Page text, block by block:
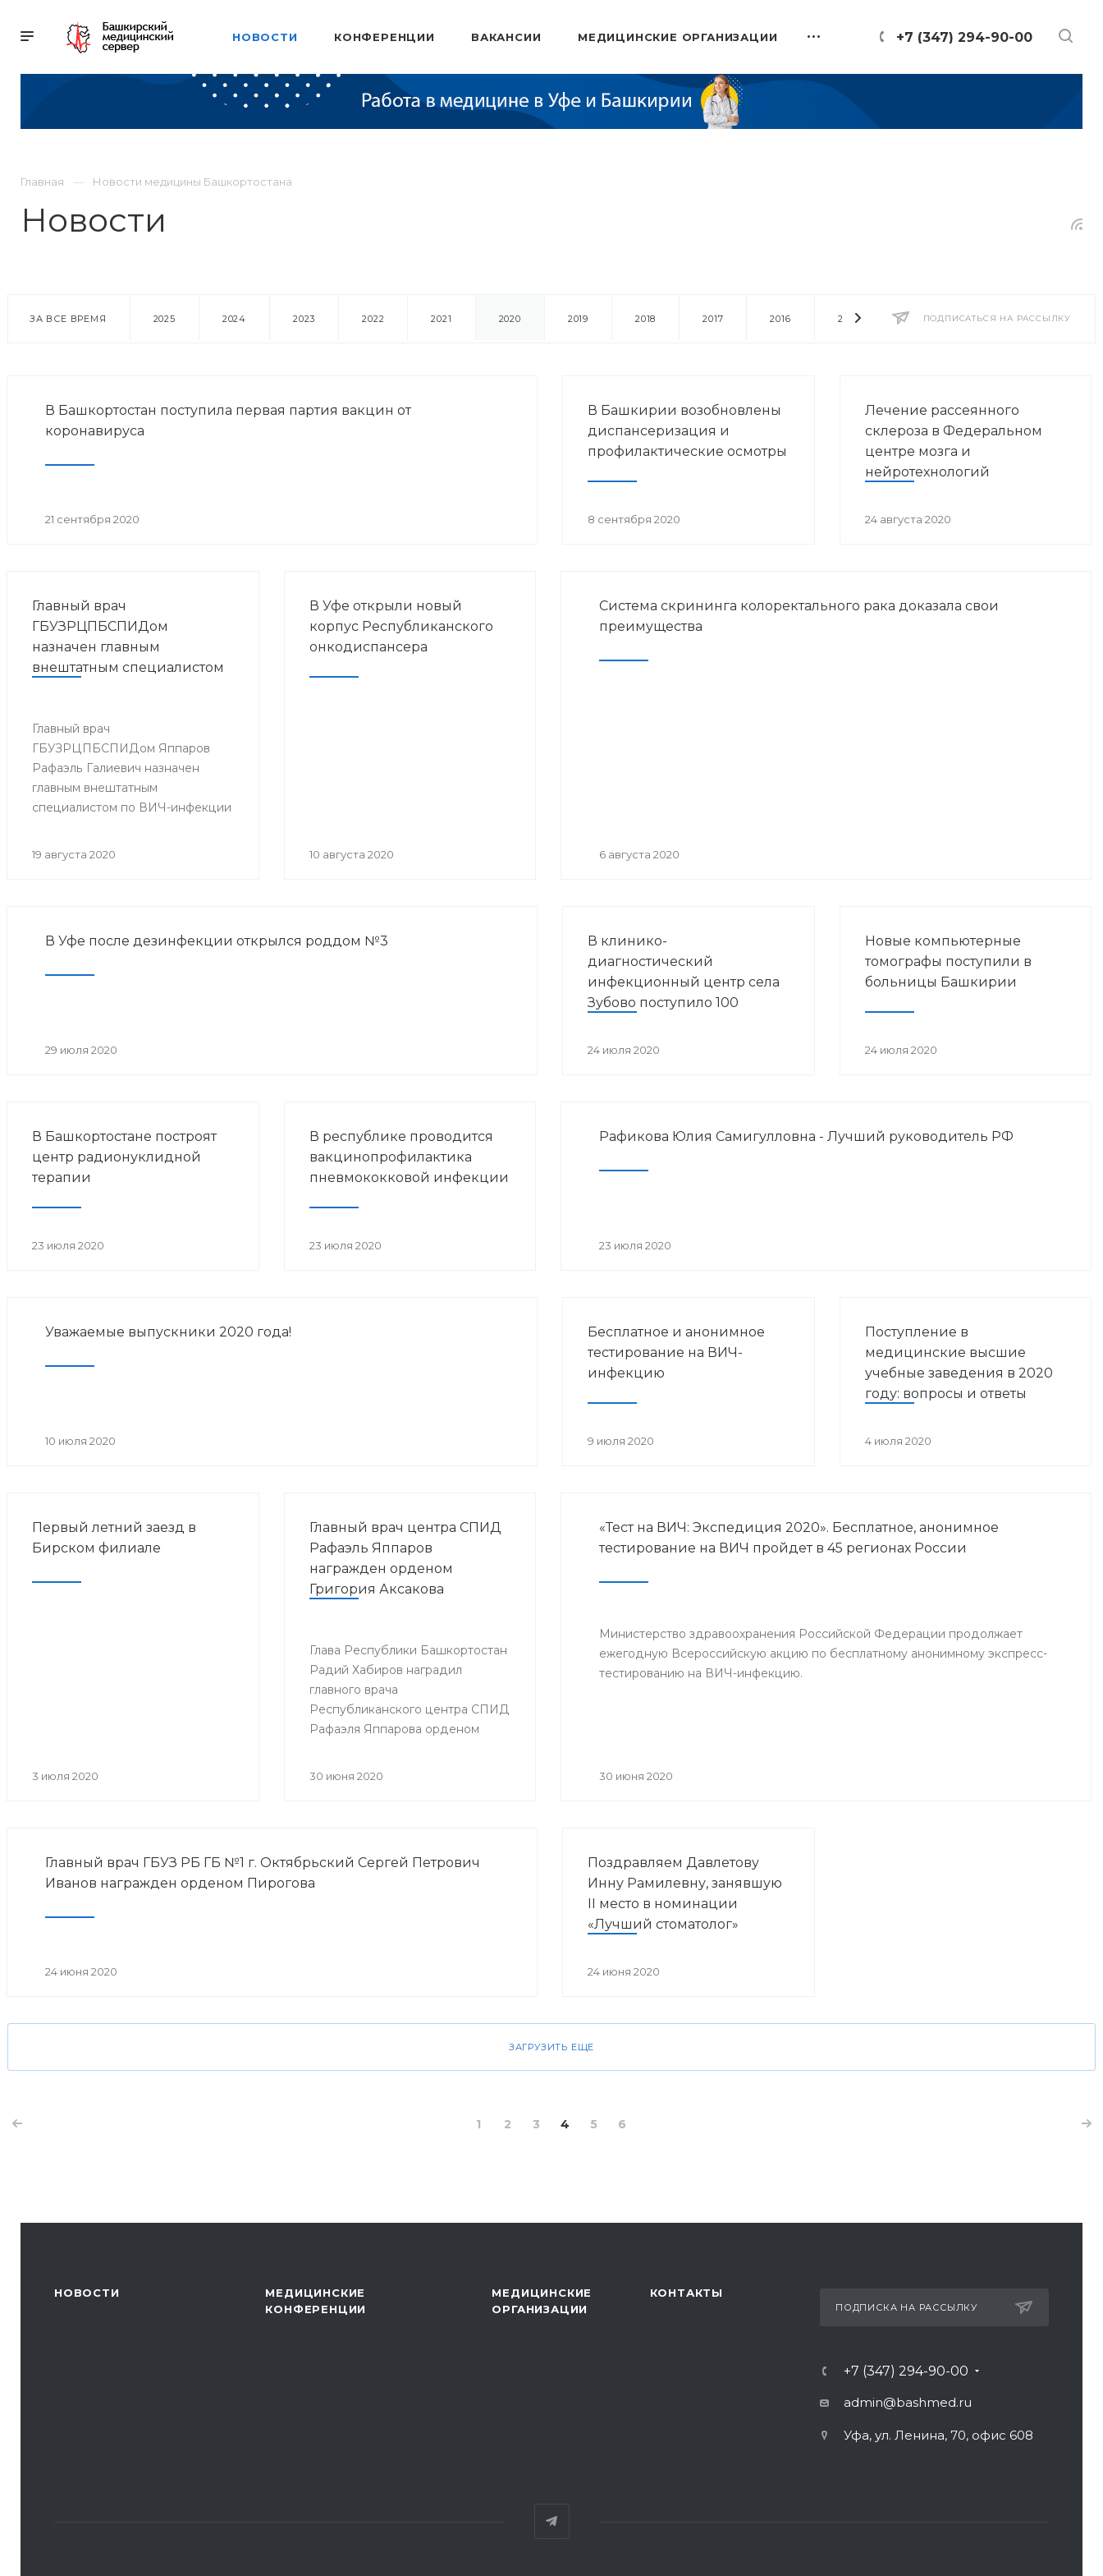
+7 (347) 294-90-00
НОВОСТИ КОНФЕРЕНЦИИ ВАКАНСИИ МЕДИЦИНСКИЕ ОРГАНИЗАЦИИ
Главная Новости медицины Башкортостана
Новости
ПОДПИСАТЬСЯ НА РАССЫЛКУ
ЗА ВСЕ ВРЕМЯ 2025 2024 2023 2022 2021 2020 2019 2018 2017 2016 2014 2013 2012 2011
В Башкортостан поступила первая партия вакцин от
коронавируса
21 сентября 2020
В Башкирии возобновлены
диспансеризация и
профилактические осмотры
8 сентября 2020
Лечение рассеянного
склероза в Федеральном
центре мозга и
нейротехнологий
24 августа 2020
Главный врач
ГБУЗРЦПБСПИДом
назначен главным
внештатным специалистом
Главный врач
ГБУЗРЦПБСПИДом Яппаров
Рафаэль Галиевич назначен
главным внештатным
специалистом по ВИЧ-инфекции
19 августа 2020
В Уфе открыли новый
корпус Республиканского
онкодиспансера
10 августа 2020
Система скрининга колоректального рака доказала свои
преимущества
6 августа 2020
В Уфе после дезинфекции открылся роддом №3
29 июля 2020
В клинико-
диагностический
инфекционный центр села
Зубово поступило 100
вентиляции легких
24 июля 2020
Новые компьютерные
томографы поступили в
больницы Башкирии
24 июля 2020
В Башкортостане построят
центр радионуклидной
терапии
23 июля 2020
В республике проводится
вакцинопрофилактика
пневмококковой инфекции
23 июля 2020
Рафикова Юлия Самигулловна - Лучший руководитель РФ
23 июля 2020
Уважаемые выпускники 2020 года!
10 июля 2020
Бесплатное и анонимное
тестирование на ВИЧ-
инфекцию
9 июля 2020
Поступление в
медицинские высшие
учебные заведения в 2020
году: вопросы и ответы
4 июля 2020
Первый летний заезд в
Бирском филиале
3 июля 2020
Главный врач центра СПИД
Рафаэль Яппаров
награжден орденом
Григория Аксакова
Глава Республики Башкортостан
Радий Хабиров наградил
главного врача
Республиканского центра СПИД
Рафаэля Яппарова орденом
30 июня 2020
«Тест на ВИЧ: Экспедиция 2020». Бесплатное, анонимное
тестирование на ВИЧ пройдет в 45 регионах России
Министерство здравоохранения Российской Федерации продолжает
ежегодную Всероссийскую акцию по бесплатному анонимному экспресс-
тестированию на ВИЧ-инфекцию.
30 июня 2020
Главный врач ГБУЗ РБ ГБ №1 г. Октябрьский Сергей Петрович
Иванов награжден орденом Пирогова
24 июня 2020
Поздравляем Давлетову
Инну Рамилевну, занявшую
II место в номинации
«Лучший стоматолог»
24 июня 2020
ЗАГРУЗИТЬ ЕЩЕ
1 2 3 4 5 6
НОВОСТИ
МЕДИЦИНСКИЕ
КОНФЕРЕНЦИИ
МЕДИЦИНСКИЕ
ОРГАНИЗАЦИИ
КОНТАКТЫ
ПОДПИСКА НА РАССЫЛКУ
+7 (347) 294-90-00
admin@bashmed.ru
Уфа, ул. Ленина, 70, офис 608